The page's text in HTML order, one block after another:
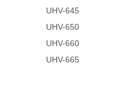
UHV-645
UHV-650
UHV-660
UHV-665